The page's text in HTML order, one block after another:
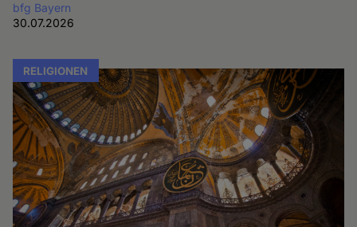
bfg Bayern
30.07.2026
RELIGIONEN